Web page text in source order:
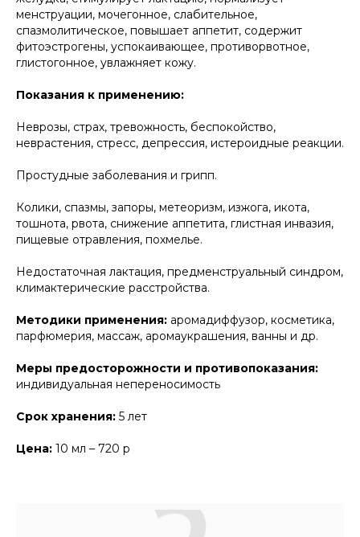
менструации, мочегонное, слабительное,
спазмолитическое, повышает аппетит, содержит
фитоэстрогены, успокаивающее, противорвотное,
глистогонное, увлажняет кожу.
Показания к применению:
Неврозы, страх, тревожность, беспокойство,
неврастения, стресс, депрессия, истероидные реакции.
Простудные заболевания и грипп.
Колики, спазмы, запоры, метеоризм, изжога, икота,
тошнота, рвота, снижение аппетита, глистная инвазия,
пищевые отравления, похмелье.
Недостаточная лактация, предменструальный синдром,
климактерические расстройства.
Методики применения: аромадиффузор, косметика,
парфюмерия, массаж, аромаукрашения, ванны и др.
Меры предосторожности и противопоказания:
индивидуальная непереносимость
Срок хранения: 5 лет
Цена: 10 мл – 720 р